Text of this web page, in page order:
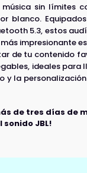
sin límites
blanco.
5.3, estos
impresionante
de tu contenido
ideales para
y la
de tres días de
sonido JBL!